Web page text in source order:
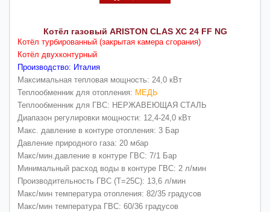
Котёл газовый ARISTON CLAS XC 24 FF NG
Котёл турбированный (закрытая камера сгорания)
Котёл двухконтурный
Производство: Италия
Максимальная тепловая мощность: 24,0 кВт
Теплообменник для отопления: МЕДЬ
Теплообменник для ГВС: НЕРЖАВЕЮЩАЯ СТАЛЬ
Диапазон регулировки мощности: 12,4-24,0 кВт
Макс. давление в контуре отопления: 3 Бар
Давление природного газа: 20 мбар
Макс/мин.давление в контуре ГВС: 7/1 Бар
Минимальный расход воды в контуре ГВС: 2 л/мин
Производительность ГВС (Т=25С): 13,6 л/мин
Макс/мин температура отопления: 82/35 градусов
Макс/мин температура ГВС: 60/36 градусов